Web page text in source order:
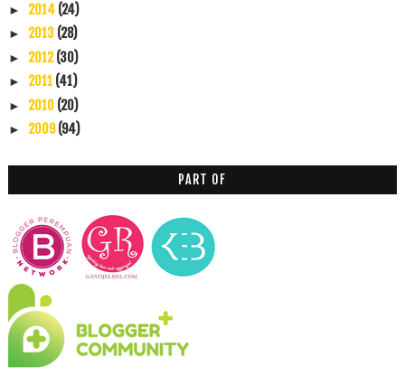
► 2014 (24)
► 2013 (28)
► 2012(30)
► 2011 (41)
► 2010 (20)
► 2009(94)
PART OF